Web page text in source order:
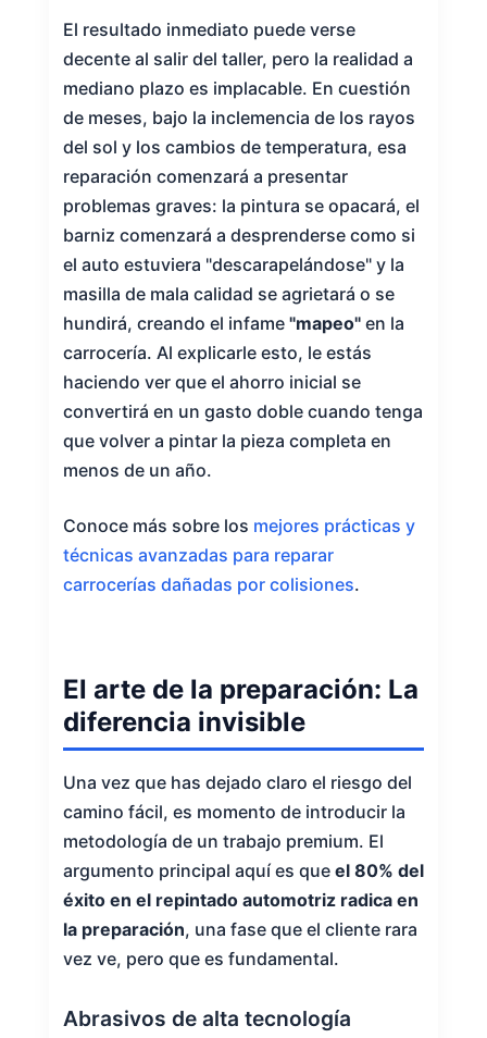
El resultado inmediato puede verse
decente al salir del taller, pero la realidad a
mediano plazo es implacable. En cuestión
de meses, bajo la inclemencia de los rayos
del sol y los cambios de temperatura, esa
reparación comenzará a presentar
problemas graves: la pintura se opacará, el
barniz comenzará a desprenderse como si
el auto estuviera "descarapelándose" y la
masilla de mala calidad se agrietará o se
hundirá, creando el infame "mapeo"en la
carrocería. Al explicarle esto, le estás
haciendo ver que el ahorro inicial se
convertirá en un gasto doble cuando tenga
que volver a pintar la pieza completa en
menos de un año.
Conoce más sobre los mejores prácticas y
técnicas avanzadas para reparar
carrocerías dañadas por colisiones.
El arte de la preparación: La
diferencia invisible
Una vez que has dejado claro el riesgo del
camino fácil, es momento de introducir la
metodología de un trabajo premium. El
argumento principal aquí es que el 80% del
éxito en el repintado automotriz radica en
la preparación, una fase que el cliente rara
vez ve, pero que es fundamental.
Abrasivos de alta tecnología